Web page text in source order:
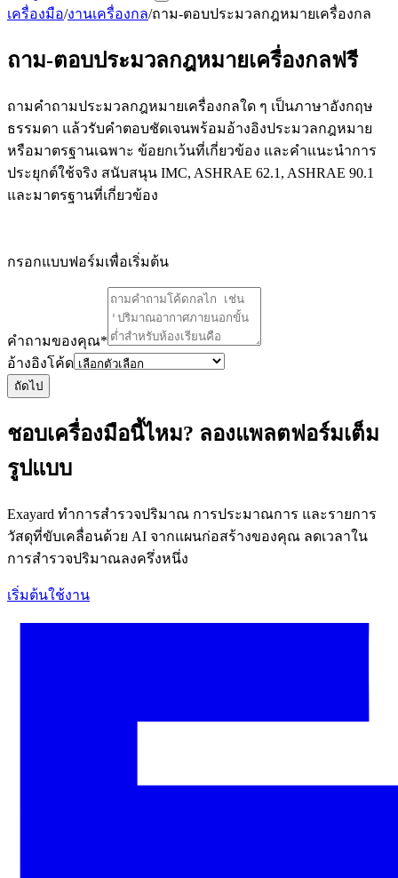
เครื่องมือ/งานเครื่องกล/ถาม-ตอบประมวลกฎหมายเครื่องกล
ถาม-ตอบประมวลกฎหมายเครื่องกลฟรี
ถามคำถามประมวลกฎหมายเครื่องกลใด ๆ เป็นภาษาอังกฤษ
ธรรมดา แล้วรับคำตอบชัดเจนพร้อมอ้างอิงประมวลกฎหมาย
หรือมาตรฐานเฉพาะ ข้อยกเว้นที่เกี่ยวข้อง และคำแนะนำการ
ประยุกต์ใช้จริง สนับสนุน IMC, ASHRAE 62.1, ASHRAE 90.1
และมาตรฐานที่เกี่ยวข้อง
กรอกแบบฟอร์มเพื่อเริ่มต้น
คำถามของคุณ*
อ้างอิงโค้ด
ถัดไป
ชอบเครื่องมือนี้ไหม? ลองแพลตฟอร์มเต็ม
รูปแบบ
Exayard ทำการสำรวจปริมาณ การประมาณการ และรายการ
วัสดุที่ขับเคลื่อนด้วย AI จากแผนก่อสร้างของคุณ ลดเวลาใน
การสำรวจปริมาณลงครึ่งหนึ่ง
เริ่มต้นใช้งาน